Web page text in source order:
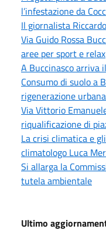
l’infestazione da
Il giornalista
Via Guido Rossa
aree per sport e relax
A Buccinasco arriva
Consumo di suolo a
rigenerazione
Via Vittorio
riqualificazione di
La crisi climatica e
climatologo Luca
Si allarga la
tutela ambientale
Ultimo